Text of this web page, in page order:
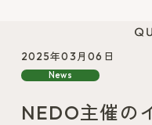
2025年03月06日
News
NEDO主催の